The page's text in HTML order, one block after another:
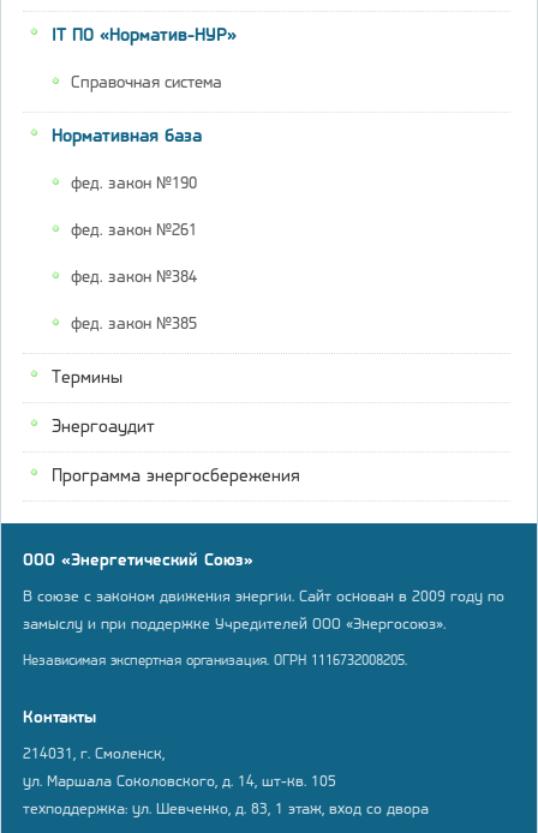
IT ПО «Норматив-НУР»
Справочная система
Нормативная база
фед. закон №190
фед. закон №261
фед. закон №384
фед. закон №385
Термины
Энергоаудит
Программа энергосбережения
ООО «Энергетический Союз»
В союзе с законом движения энергии. Сайт основан в 2009 году по
замыслу и при поддержке Учредителей ООО «Энергосоюз».
Независимая экспертная организация. ОГРН 1116732008205.
Контакты
214031, г. Смоленск,
ул. Маршала Соколовского, д. 14, шт-кв. 105
техподдержка: ул. Шевченко, д. 83, 1 этаж, вход со двора